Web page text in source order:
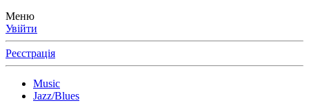
Меню
Увійти
Реєстрація
Music
Jazz/Blues